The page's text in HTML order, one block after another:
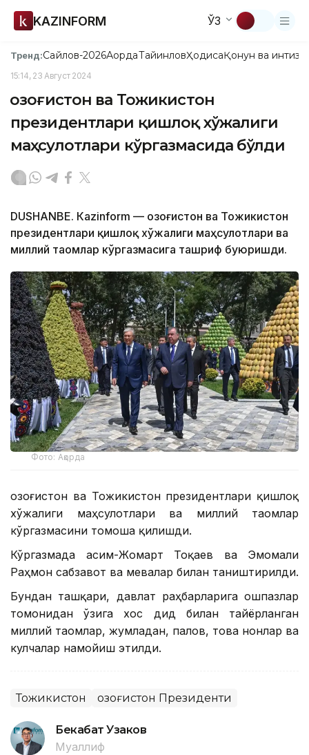
KAZINFORM ЎЗ
Тренд:Сайлов-2026АқордаТайинловҲодисаҚонун ва
15:14, 23 Август 2024
Қозоғистон ва Тожикистон
президентлари қишлоқ хўжалиги
маҳсулотлари кўргазмасида бўлди
DUSHANBE. Кazinform — Қозоғистон ва Тожикистон
президентлари қишлоқ хўжалиги маҳсулотлари ва
миллий таомлар кўргазмасига ташриф буюришди.
Фото: Ақорда
Қозоғистон ва Тожикистон президентлари қишлоқ
хўжалиги маҳсулотлари ва миллий таомлар
кўргазмасини томоша қилишди.
Кўргазмада Қасим-Жомарт Тоқаев ва Эмомали
Раҳмон сабзавот ва мевалар билан таништирилди.
Бундан ташқари, давлат раҳбарларига ошпазлар
томонидан ўзига хос дид билан тайёрланган
миллий таомлар, жумладан, палов, това нонлар ва
кулчалар намойиш этилди.
Тожикистон Қозоғистон Президенти
Бекабат Узаков
Муаллиф